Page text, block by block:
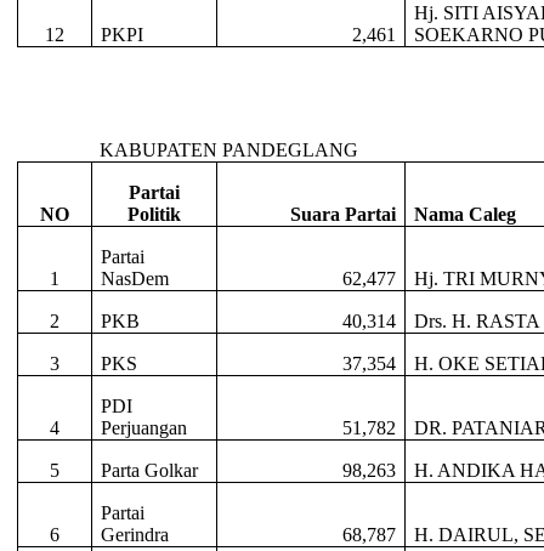
12 PKPI 2,461
Hj. SITI
SOEKARNO
KABUPATEN PANDEGLANG
NO
Partai
Politik
Suara Partai Nama Caleg
1
Partai
NasDem
62,477 Hj. TRI
2 PKB 40,314 Drs. H.
3 PKS 37,354 H. OKE
4
PDI
Perjuangan
51,782 DR.
5 Parta Golkar 98,263 H. ANDIKA
6
Partai
Gerindra
68,787 H. DAIRUL,